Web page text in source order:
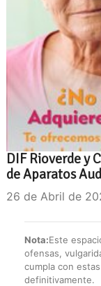
DIF Rioverde y
de Aparatos
26 de Abril de
Nota:Este
ofensas,
cumpla con
definitivamente.